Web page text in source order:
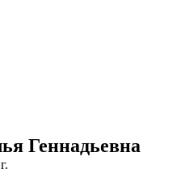
Геннадьевна